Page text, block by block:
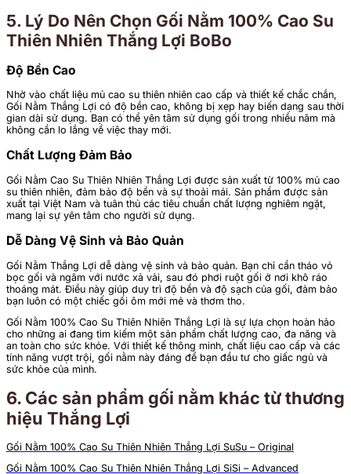
5. Lý Do Nên Chọn Gối Nằm 100% Cao Su
Thiên Nhiên Thắng Lợi BoBo
Độ Bền Cao
Nhờ vào chất liệu mủ cao su thiên nhiên cao cấp và thiết kế chắc chắn,
Gối Nằm Thắng Lợi có độ bền cao, không bị xẹp hay biến dạng sau thời
gian dài sử dụng. Bạn có thể yên tâm sử dụng gối trong nhiều năm mà
không cần lo lắng về việc thay mới.
Chất Lượng Đảm Bảo
Gối Nằm Cao Su Thiên Nhiên Thắng Lợi được sản xuất từ 100% mủ cao
su thiên nhiên, đảm bảo độ bền và sự thoải mái. Sản phẩm được sản
xuất tại Việt Nam và tuân thủ các tiêu chuẩn chất lượng nghiêm ngặt,
mang lại sự yên tâm cho người sử dụng.
Dễ Dàng Vệ Sinh và Bảo Quản
Gối Nằm Thắng Lợi dễ dàng vệ sinh và bảo quản. Bạn chỉ cần tháo vỏ
bọc gối và ngâm với nước xả vải, sau đó phơi ruột gối ở nơi khô ráo
thoáng mát. Điều này giúp duy trì độ bền và độ sạch của gối, đảm bảo
bạn luôn có một chiếc gối ôm mới mẻ và thơm tho.
Gối Nằm 100% Cao Su Thiên Nhiên Thắng Lợi là sự lựa chọn hoàn hảo
cho những ai đang tìm kiếm một sản phẩm chất lượng cao, đa năng và
an toàn cho sức khỏe. Với thiết kế thông minh, chất liệu cao cấp và các
tính năng vượt trội, gối nằm này đáng để bạn đầu tư cho giấc ngủ và
sức khỏe của mình.
6. Các sản phẩm gối nằm khác từ thương
hiệu Thắng Lợi
Gối Nằm 100% Cao Su Thiên Nhiên Thắng Lợi SuSu – Original
Gối Nằm 100% Cao Su Thiên Nhiên Thắng Lợi SiSi – Advanced